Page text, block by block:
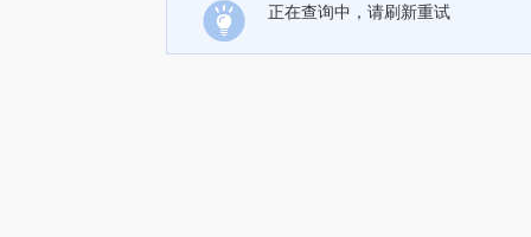
正在查询中，请刷新重试